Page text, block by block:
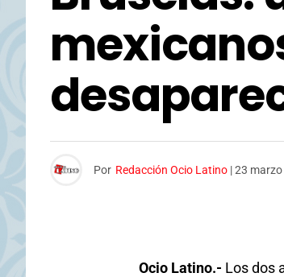
Por Redacción Ocio Latino |23
Ocio Latino.- Los dos